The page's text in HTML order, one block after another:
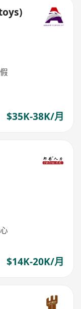
$35K-38K/月
$14K-20K/月